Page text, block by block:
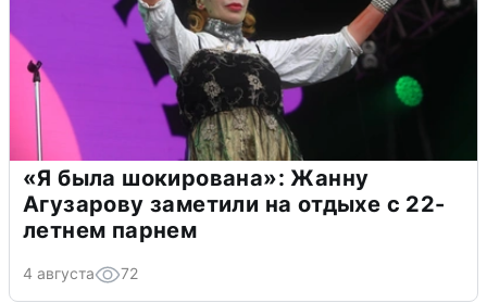
«Я была шокирована»: Жанну
Агузарову заметили на отдыхе с 22-
летнем парнем
4 августа 72